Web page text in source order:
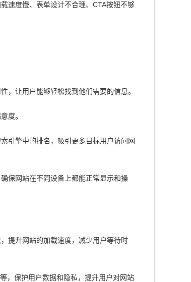
速度慢、表单设计不合理、CTA按钮不够
，让用户能够轻松找到他们需要的信息。
度。
引擎中的排名，吸引更多目标用户访问网
保网站在不同设备上都能正常显示和操
提升网站的加载速度，减少用户等待时
，保护用户数据和隐私，提升用户对网站